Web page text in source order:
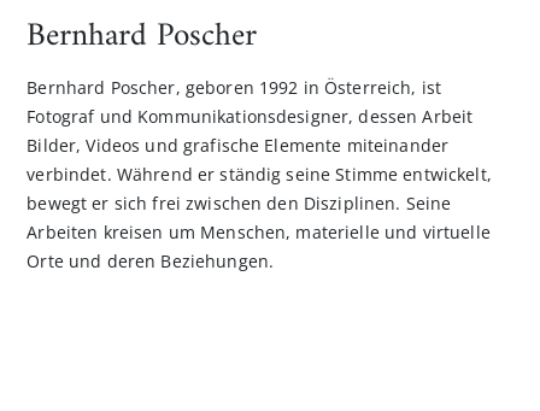
Bildgalerie
Bernhard Poscher
Bernhard Poscher, geboren 1992 in Österreich, ist
Fotograf und Kommunikationsdesigner, dessen Arbeit
Bilder, Videos und grafische Elemente miteinander
verbindet. Während er ständig seine Stimme entwickelt,
bewegt er sich frei zwischen den Disziplinen. Seine
Arbeiten kreisen um Menschen, materielle und virtuelle
Orte und deren Beziehungen.